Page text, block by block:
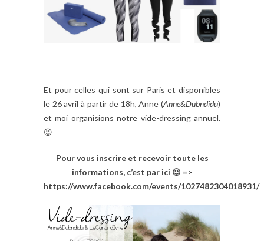
Et pour celles qui sont sur Paris et disponibles
le 26 avril à partir de 18h, Anne (Anne&Dubndidu)
et moi organisions notre vide-dressing annuel.
😉
Pour vous inscrire et recevoir toute les
informations, c’est par ici 😉 =>
https://www.facebook.com/events/1027482304018931/